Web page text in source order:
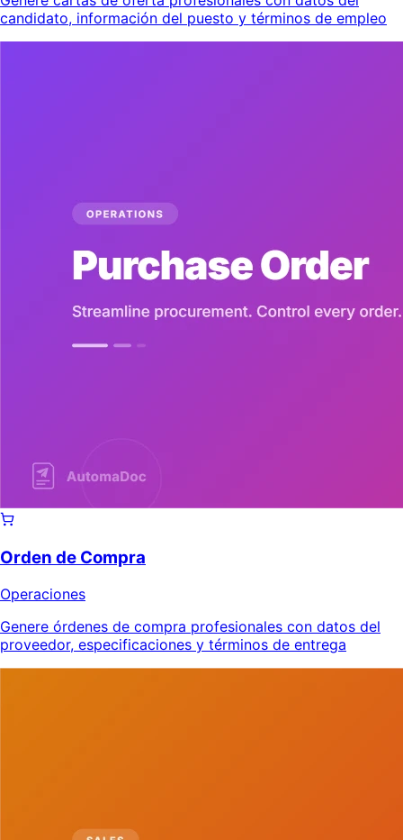
candidato, información del puesto y términos de empleo
Orden de Compra
Operaciones
Genere órdenes de compra profesionales con datos del
proveedor, especificaciones y términos de entrega